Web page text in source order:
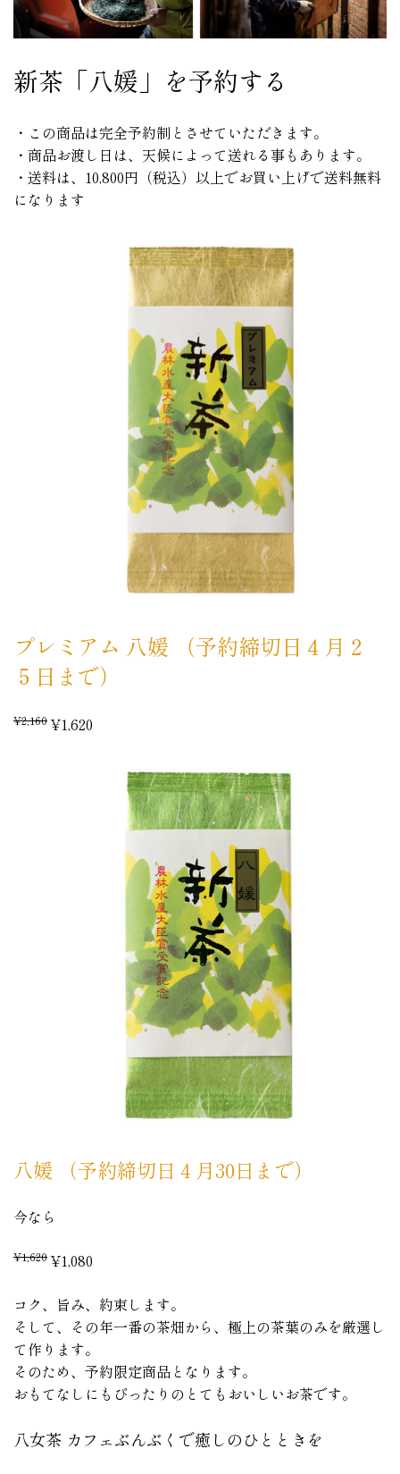
新茶「八媛」を予約する
・この商品は完全予約制とさせていただきます。
・商品お渡し日は、天候によって送れる事もあります。
・送料は、10,800円（税込）以上でお買い上げで送料無料
になります
プレミアム 八媛 （予約締切日４月２
５日まで）
¥2,160 ¥1,620
八媛 （予約締切日４月30日まで）
今なら
¥1,620 ¥1,080
コク、旨み、約束します。
そして、その年一番の茶畑から、極上の茶葉のみを厳選し
て作ります。
そのため、予約限定商品となります。
おもてなしにもぴったりのとてもおいしいお茶です。
八女茶 カフェぶんぶくで癒しのひとときを